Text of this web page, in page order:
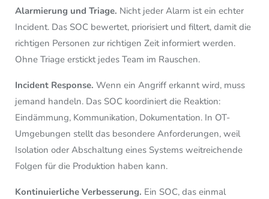
Alarmierung und Triage. Nicht jeder Alarm ist ein echter
Incident. Das SOC bewertet, priorisiert und filtert, damit die
richtigen Personen zur richtigen Zeit informiert werden.
Ohne Triage erstickt jedes Team im Rauschen.
Incident Response. Wenn ein Angriff erkannt wird, muss
jemand handeln. Das SOC koordiniert die Reaktion:
Eindämmung, Kommunikation, Dokumentation. In OT-
Umgebungen stellt das besondere Anforderungen, weil
Isolation oder Abschaltung eines Systems weitreichende
Folgen für die Produktion haben kann.
Kontinuierliche Verbesserung. Ein SOC, das einmal